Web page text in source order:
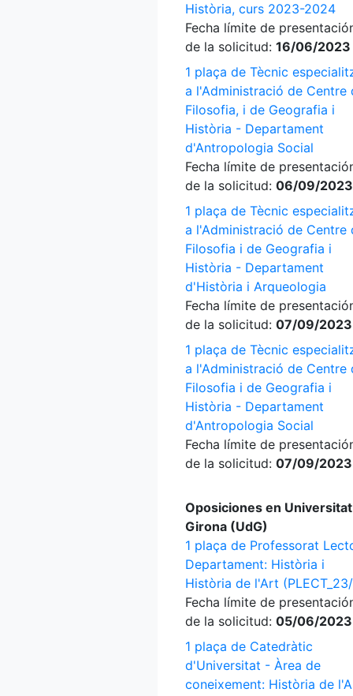
Història, curs 2023-2024
Fecha límite de
de la solicitud: 16/06/2023
1 plaça de Tècnic
a l'Administració de Centre
Filosofia, i de Geografia i
Història - Departament
d'Antropologia Social
Fecha límite de
de la solicitud: 06/09/2023
1 plaça de Tècnic
a l'Administració de Centre
Filosofia i de Geografia i
Història - Departament
d'Història i Arqueologia
Fecha límite de
de la solicitud: 07/09/2023
1 plaça de Tècnic
a l'Administració de Centre
Filosofia i de Geografia i
Història - Departament
d'Antropologia Social
Fecha límite de
de la solicitud: 07/09/2023
Oposiciones en
Girona (UdG)
1 plaça de Professorat
Departament: Història i
Història de l'Art
Fecha límite de
de la solicitud: 05/06/2023
1 plaça de Catedràtic
d'Universitat - Àrea de
coneixement: Història de